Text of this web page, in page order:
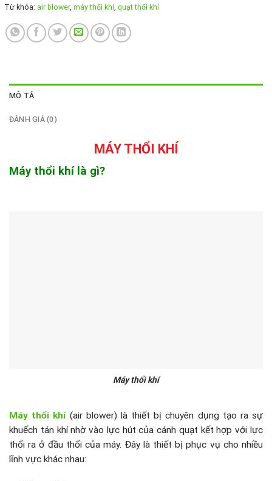
Từ khóa: air blower, máy thổi khí quạt thổi khí
MÔ TẢ
ĐÁNH GIÁ (0)
MÁY THỔI KHÍ
Máy thổi khí là gì?
Máy thổi khí
Máy thổi khí(air blower) là thiết bị chuyên dụng tạo ra sự
khuếch tán khí nhờ vào lực hút của cánh quạt kết hợp với lực
thổi ra ở đầu thổi của máy. Đây là thiết bị phục vụ cho nhiều
lĩnh vực khác nhau: